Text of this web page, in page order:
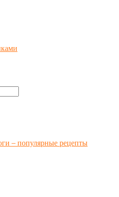
– популярные рецепты